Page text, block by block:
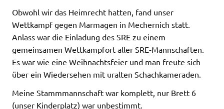
Obwohl wir das Heimrecht hatten, fand unser
Wettkampf gegen Marmagen in Mechernich statt.
Anlass war die Einladung des SRE zu einem
gemeinsamen Wettkampfort aller SRE-Mannschaften.
Es war wie eine Weihnachtsfeier und man freute sich
über ein Wiedersehen mit uralten Schachkameraden.
Meine Stammmannschaft war komplett, nur Brett 6
(unser Kinderplatz) war unbestimmt.